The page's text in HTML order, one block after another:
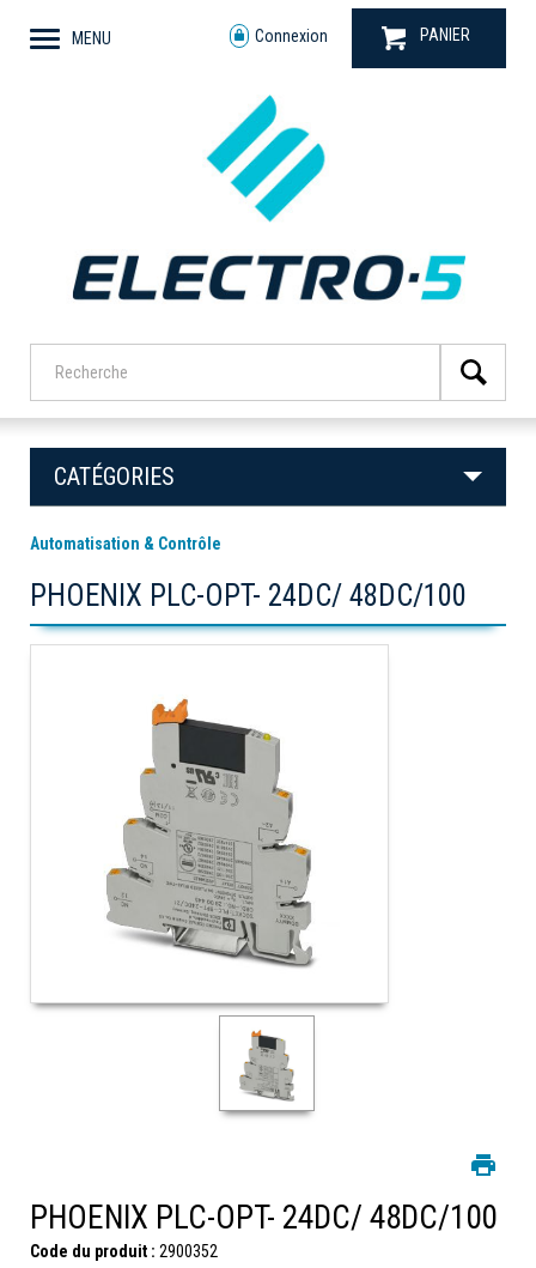
MENU Connexion PANIER
CATÉGORIES
Automatisation & Contrôle
PHOENIX PLC-OPT- 24DC/ 48DC/100
PHOENIX PLC-OPT- 24DC/ 48DC/100
Code du produit : 2900352